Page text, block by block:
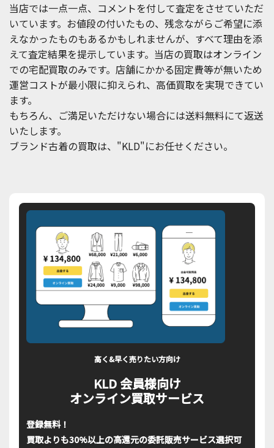
当店では一点一点、コメントを付して査定をさせていただ
いています。お値段の付いたもの、残念ながらご希望に添
えなかったものもあるかもしれませんが、すべて理由を添
えて査定結果を提示しています。当店の買取はオンライン
での宅配買取のみです。店舗にかかる固定費等が無いため
運営コストが最小限に抑えられ、高価買取を実現できてい
ます。
もちろん、ご満足いただけない場合には送料無料にて返送
いたします。
ブランド古着の買取は、"KLD"にお任せください。
高く&早く売りたい方向け
KLD 会員様向け
オンライン買取サービス
登録無料！
買取よりも30%以上の高還元の委託販売サービス選択可